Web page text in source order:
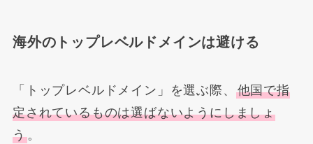
海外のトップレベルドメインは避ける
「トップレベルドメイン」を選ぶ際、 他国で指
定されているものは選ばないようにしましょ
う。